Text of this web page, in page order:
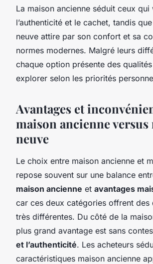
La maison ancienne séduit ceux qui
l’authenticité et le cachet, tandis
neuve attire par son confort et sa
normes modernes. Malgré leurs
chaque option présente des
explorer selon les priorités
Avantages et
maison ancienne versus
neuve
Le choix entre maison ancienne et
repose souvent sur une balance
maison ancienne et avantages
car ces deux catégories offrent des
très différentes. Du côté de la
plus grand avantage est sans
et l’authenticité. Les acheteurs
caractéristiques maison ancienne